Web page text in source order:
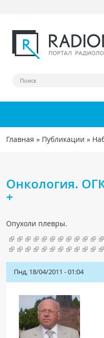
НОВОЕ НА САЙТЕ
Форум
Чат RADIOMED
ОБРАЗОВАНИЕ
Презентации
Публикации
Вы здесь
Главная » Публикации »
Онкология.
+
Опухоли плевры.
Пнд, 18/04/2011 - 01:04